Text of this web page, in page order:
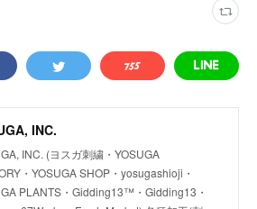
INC.
INC. (ヨスガ刺繍・YOSUGA
・YOSUGA SHOP・yosugashioji・
PLANTS・Gidding13™・Gidding13・